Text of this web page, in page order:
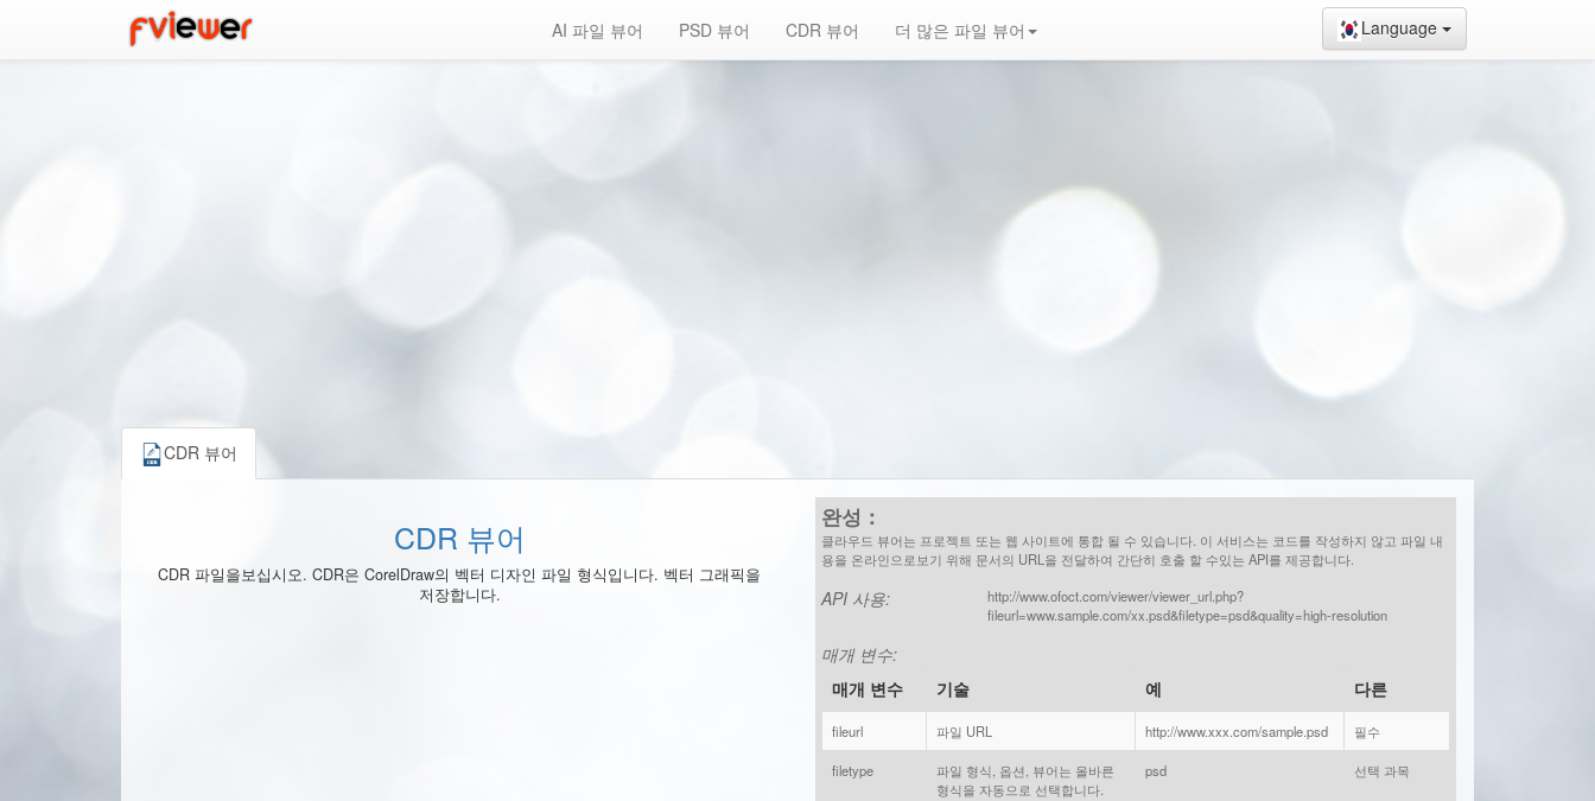
Language
AI 파일 뷰어 PSD 뷰어 CDR 뷰어 더 많은 파일 뷰어
CDR 뷰어
CDR 뷰어
CDR 파일을보십시오. CDR은 CorelDraw의 벡터 디자인 파일 형식입니다. 벡터 그래픽을
저장합니다.
완성：
클라우드 뷰어는 프로젝트 또는 웹 사이트에 통합 될 수 있습니다. 이 서비스는 코드를 작성하지 않고 파일 내
용을 온라인으로보기 위해 문서의 URL을 전달하여 간단히 호출 할 수있는 API를 제공합니다.
API 사용:
http://www.ofoct.com/viewer/viewer_url.php?
fileurl=www.sample.com/xx.psd&filetype=psd&quality=high-resolution
매개 변수:
매개 변수
기술 예 다른
fileurl 파일 URL http://www.xxx.com/sample.psd 필수
filetype
파일 형식, 옵션, 뷰어는 올바른
형식을 자동으로 선택합니다.
psd 선택 과목